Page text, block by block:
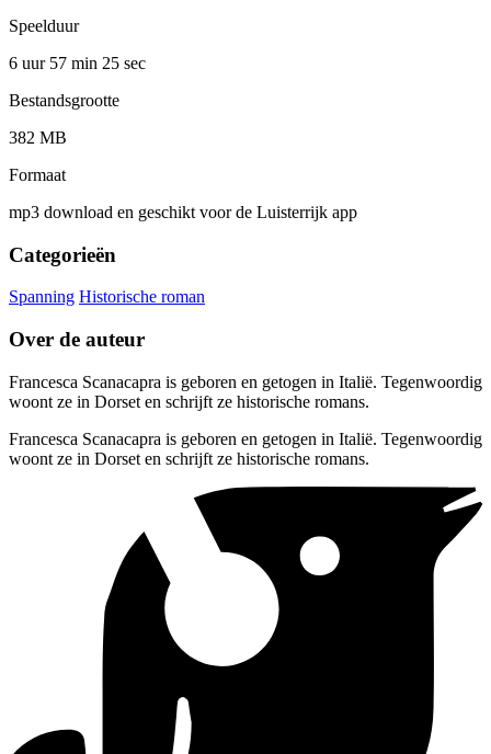
Speelduur
6 uur 57 min 25 sec
Bestandsgrootte
382 MB
Formaat
mp3 download en geschikt voor de Luisterrijk app
Categorieën
Spanning Historische roman
Over de auteur
Francesca Scanacapra is geboren en getogen in Italië. Tegenwoordig
woont ze in Dorset en schrijft ze historische romans.
Francesca Scanacapra is geboren en getogen in Italië. Tegenwoordig
woont ze in Dorset en schrijft ze historische romans.